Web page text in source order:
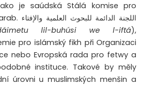
je saúdská Stálá komise pro
اللجنة الدائمة للبحوث العلمية والإفتاء
lil-buhúsi we l-iftá),
pro islámský fikh při Organizaci
nebo Evropská rada pro fetwy a
instituce. Takové by měly
úrovni u muslimských menšin a